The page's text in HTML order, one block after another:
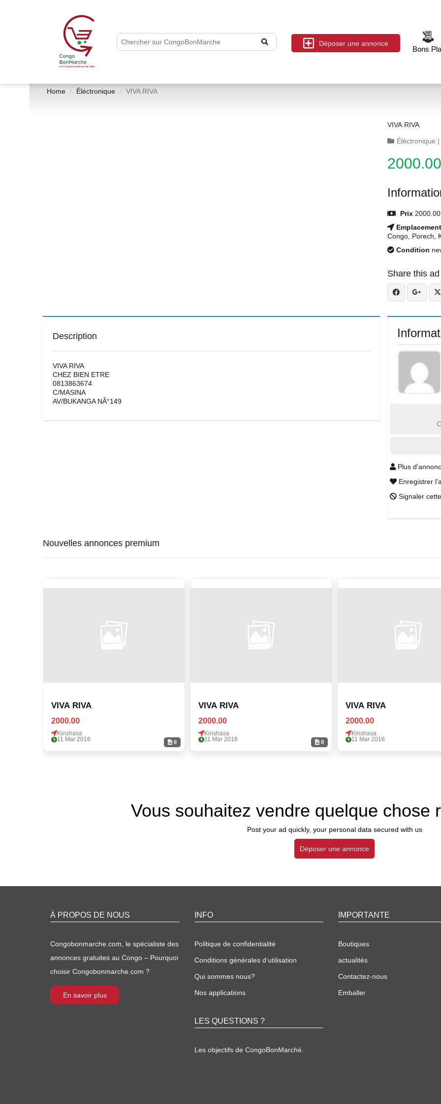
Déposer une annonce
Bons
Home Éléctronique VIVA RIVA
VIVA RIVA
Éléctronique |
2000.00
Prix 2000.00
Emplacement
Congo, Porech,
Condition
Share this ad
Description
VIVA RIVA
CHEZ BIEN ETRE
0813863674
C/MASINA
AV/BUKANGA NÂ°149
Plus
Enregistrer
Signaler
Nouvelles annonces premium
0
VIVA RIVA
2000.00
Kinshasa
11 Mar 2016
0
VIVA RIVA
2000.00
Kinshasa
11 Mar 2016
VIVA RIVA
2000.00
Kinshasa
11 Mar 2016
Vous souhaitez vendre quelque chose
Post your ad quickly, your personal data secured with us
Déposer une annonce
À PROPOS DE NOUS
Congobonmarche.com, le spécialiste des
annonces gratuites au Congo – Pourquoi
choisir Congobonmarche.com ?
En savoir plus
INFO
Politique de confidentialité
Conditions générales d’utilisation
Qui sommes nous?
Nos applications
LES QUESTIONS ?
Les objectifs de CongoBonMarché.
IMPORTANTE
Boutiques
actualités
Contactez-nous
Emballer